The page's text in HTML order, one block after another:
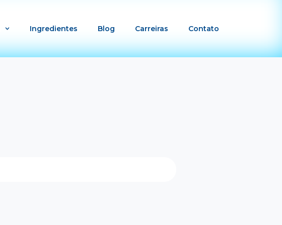
Ingredientes Blog Carreiras Contato